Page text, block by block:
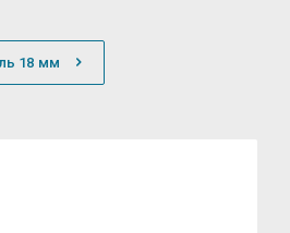
18 мм